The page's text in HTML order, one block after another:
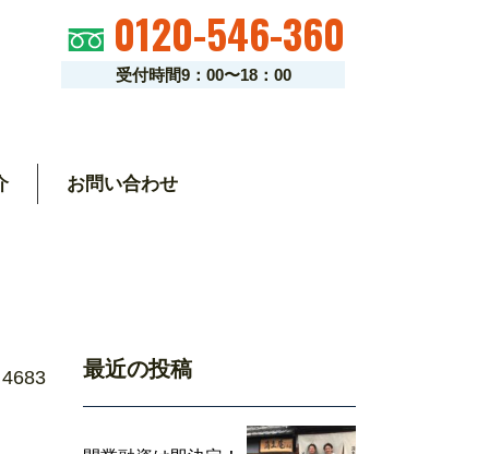
0120-546-360
受付時間9：00〜18：00
お問い合わせ
最近の投稿